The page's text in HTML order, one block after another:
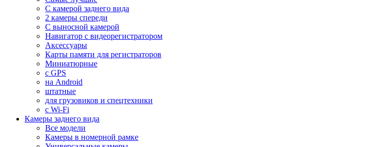
С камерой заднего вида
2 камеры спереди
С выносной камерой
Навигатор с видеорегистратором
Аксессуары
Карты памяти для регистраторов
Миниатюрные
с GPS
на Android
штатные
для грузовиков и спецтехники
с Wi-Fi
Камеры заднего вида
Все модели
Камеры в номерной рамке